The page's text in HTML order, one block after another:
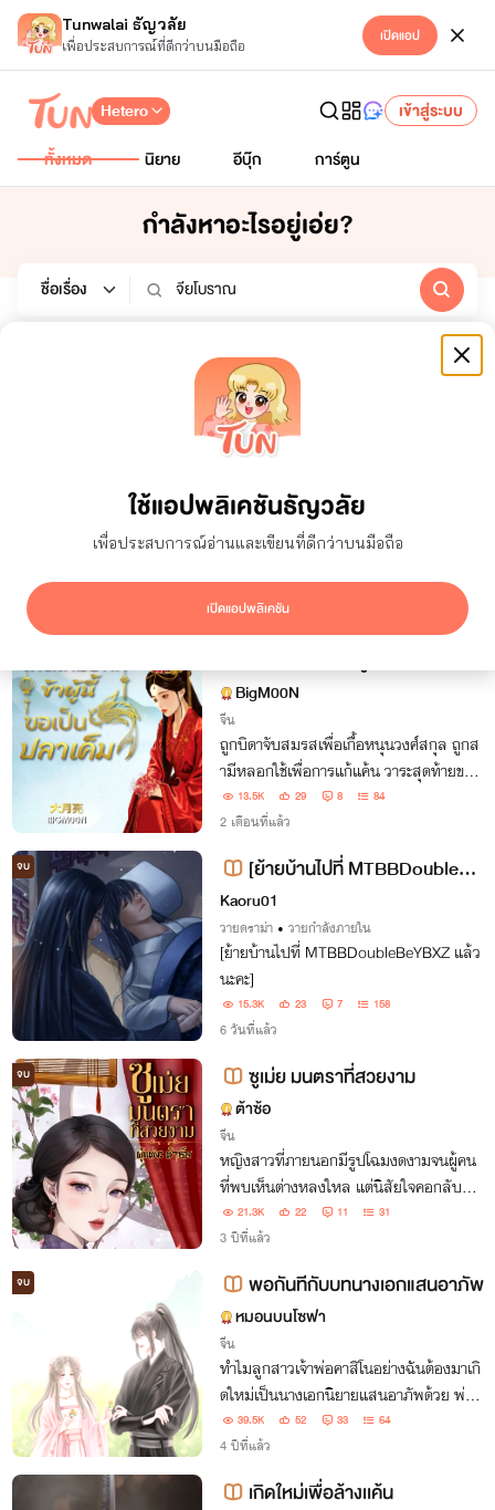
Tunwalai ธัญวลัย
เพื่อประสบการณ์ที่ดีกว่าบนมือถือ เปิดแอป
ใช้แอปพลิเคชันธัญวลัย
เพื่อประสบการณ์อ่านและเขียนที่ดีกว่าบนมือถือ
เปิดแอปพลิเคชัน
Hetero
เข้าสู่ระบบ
ทั้งหมด
นิยาย อีบุ๊ก การ์ตูน
กำลังหาอะไรอยู่เอ่ย?
อีบุ๊ก
สถานะจบ
ทั้งหมด
7 วัน
ผลลัพธ์
ซ่อนผลงานที่ใช้ปก AI แสดงเฉพาะโปรโมชัน
BigM00N
จีน
ถูกบิดาจับสมรสเพื่อเกื้อหนุนวงศ์สกุล ถูกส
ามีหลอกใช้เพื่อการแก้แค้น วาระสุดท้ายของ
ข้าก็คือการจบชีวิตอย่างเดียวดาย เมื่อได้เกิดใ
หม่อีกครั้งสิ่งแรกที่ข้าทำก็คือจะไม่ยอมเป็นห
13.5K 29 8 84
2 เดือนที่แล้ว
จบ
[ย้ายบ้านไปที่ MTBBDoubleBe
YBXZ แล้วนะคะ]
Kaoru01
วายดราม่า • วายกำลังภายใน
[ย้ายบ้านไปที่ MTBBDoubleBeYBXZ แล้ว
นะคะ]
15.3K 23 7 158
6 วันที่แล้ว
จบ ซูเม่ย มนตราที่สวยงาม
ต้าซ้อ
จีน
หญิงสาวที่ภายนอกมีรูปโฉมงดงามจนผู้คน
ที่พบเห็นต่างหลงใหล แต่นิสัยใจคอกลับน่า
รังเกียจจนคนรอบข้างเอือมระอา หลังจากที่เ
ธอประสบอุบัติเหตุนิสัยของเธอก็เปลี่ยนไปร
21.3K 22 11 31
3 ปีที่แล้ว
จบ พอกันทีกับบทนางเอกแสนอาภัพ
หมอนบนโซฟา
จีน
ทำไมลูกสาวเจ้าพ่อคาสิโนอย่างฉันต้องมาเกิ
ดใหม่เป็นนางเอกนิยายแสนอาภัพด้วย พ่อต
าย พี่พิการ แถมตัวเองและแม่ยังถูกส่งไปเป็
นอนุอีก…เหอะ! คิดว่าฉันจะยอมให้ใครมากำ
หนดชีวิตฉันงั้นหรอ ฝันไปเถอะ!
39.5K 52 33 64
4 ปีที่แล้ว
เกิดใหม่เพื่อล้างเเค้น